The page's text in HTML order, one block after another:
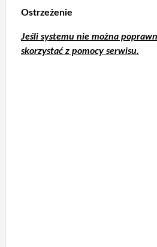
Ostrzeżenie
Jeśli systemu nie można
skorzystać z pomocy serwisu.